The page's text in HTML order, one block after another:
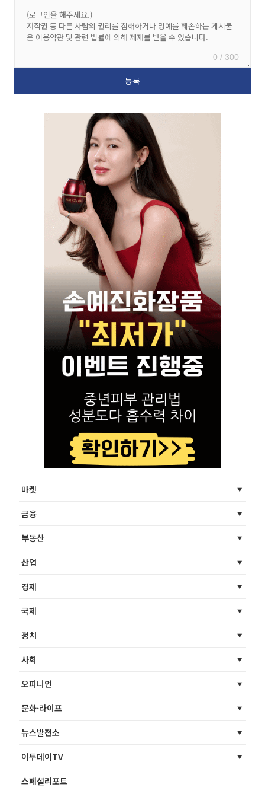
0 / 300
마켓
금융
부동산
산업
경제
국제
정치
사회
오피니언
문화·라이프
뉴스발전소
이투데이TV
스페셜리포트